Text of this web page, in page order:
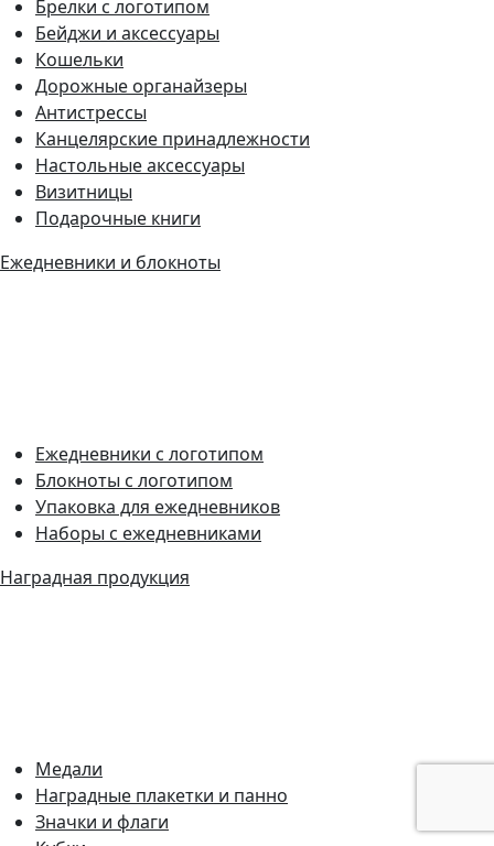
Брелки с логотипом
Бейджи и аксессуары
Кошельки
Дорожные органайзеры
Антистрессы
Канцелярские принадлежности
Настольные аксессуары
Визитницы
Подарочные книги
Ежедневники и блокноты
Ежедневники с логотипом
Блокноты с логотипом
Упаковка для ежедневников
Наборы с ежедневниками
Наградная продукция
Медали
Наградные плакетки и панно
Значки и флаги